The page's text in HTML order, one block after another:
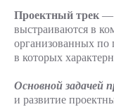
Проектный трек —
выстраиваются в
организованных по
в которых
Основной задачей
и развитие